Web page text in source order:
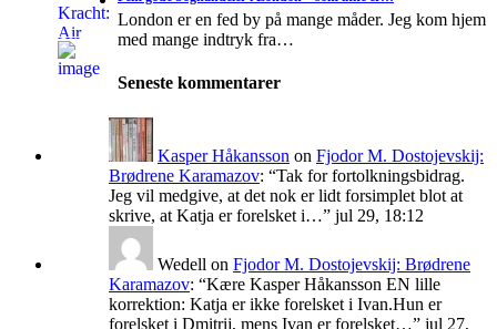
London er en fed by på mange måder. Jeg kom hjem
med mange indtryk fra…
Seneste kommentarer
Kasper Håkansson on Fjodor M. Dostojevskij:
Brødrene Karamazov: “Tak for fortolkningsbidrag.
Jeg vil medgive, at det nok er lidt forsimplet blot at
skrive, at Katja er forelsket i…” jul 29, 18:12
Wedell on Fjodor M. Dostojevskij: Brødrene
Karamazov: “Kære Kasper Håkansson EN lille
korrektion: Katja er ikke forelsket i Ivan.Hun er
forelsket i Dmitrij, mens Ivan er forelsket…” jul 27,